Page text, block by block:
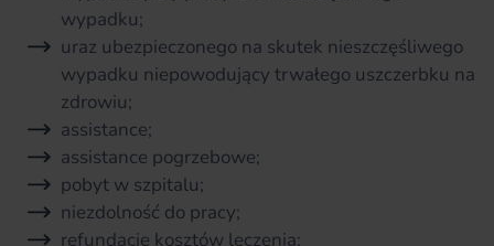
wypadku;
uraz ubezpieczonego na skutek nieszczęśliwego
wypadku niepowodujący trwałego uszczerbku na
zdrowiu;
assistance;
assistance pogrzebowe;
pobyt w szpitalu;
niezdolność do pracy;
refundację kosztów leczenia;